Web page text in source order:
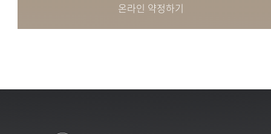
온라인 약정하기